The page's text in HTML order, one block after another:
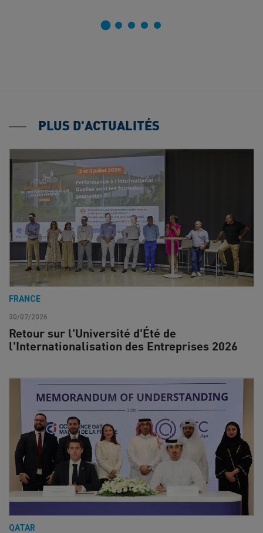
PLUS D'ACTUALITÉS
FRANCE
30/07/2026
Retour sur l'Université d'Été de
l'Internationalisation des Entreprises 2026
QATAR